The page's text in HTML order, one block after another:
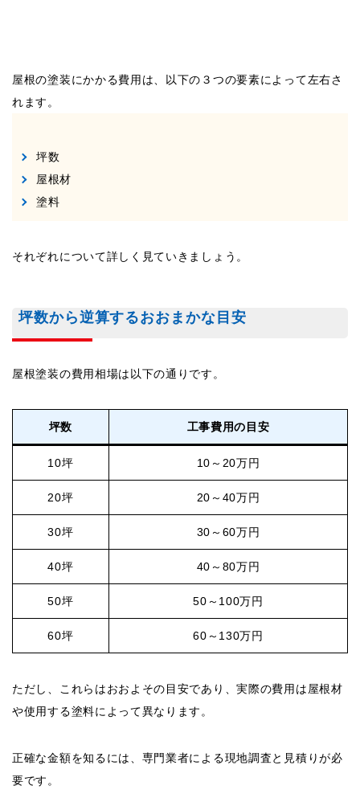
屋根の塗装にかかる費用は、以下の３つの要素によって左右さ
れます。
坪数
屋根材
塗料
それぞれについて詳しく見ていきましょう。
坪数から逆算するおおまかな目安
屋根塗装の費用相場は以下の通りです。
坪数 工事費用の目安
10坪 10～20万円
20坪 20～40万円
30坪 30～60万円
40坪 40～80万円
50坪 50～100万円
60坪 60～130万円
ただし、これらはおおよその目安であり、実際の費用は屋根材
や使用する塗料によって異なります。
正確な金額を知るには、専門業者による現地調査と見積りが必
要です。